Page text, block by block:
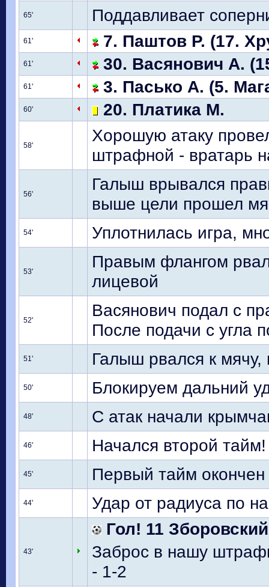
65' Поддавливает
61' 7. Паштов Р. (17.
61' 30. Васянович А.
61' 3. Пасько А. (5.
60' 20. Платика М.
58'
Хорошую атаку
штрафной - вратарь
56'
Галыш врывался
выше цели прошел
54' Уплотнилась игра,
53'
Правым флангом
лицевой
52'
Васянович подал с
После подачи с угла
51' Галыш рвался к
50' Блокируем дальний
48' С атак начали
46' Начался второй тайм!
45' Первый тайм окончен
44' Удар от радиуса по
43'
Гол! 11 Зборовский
Заброс в нашу
- 1-2